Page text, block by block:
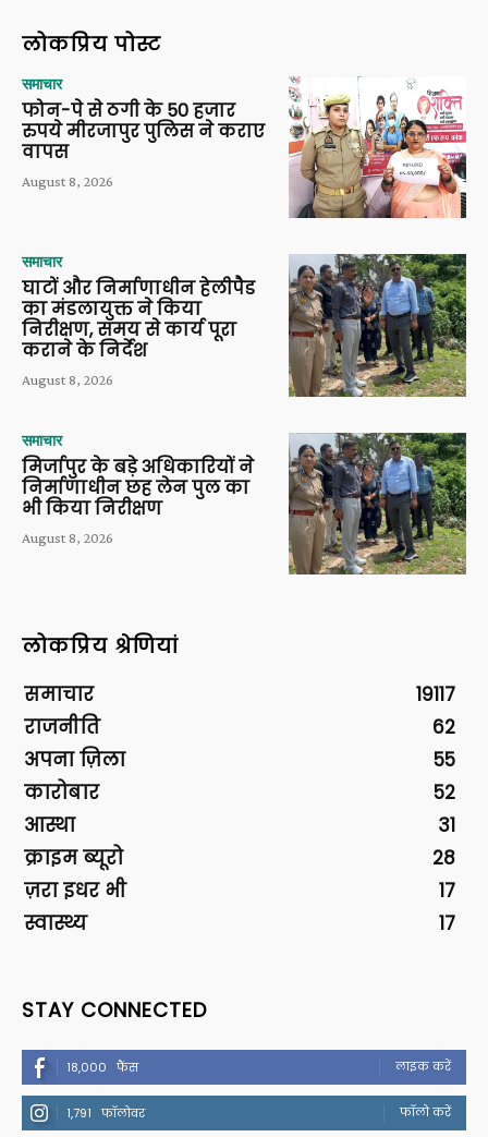
लोकप्रिय पोस्ट
समाचार
फोन-पे से ठगी के 50 हजार
रुपये मीरजापुर पुलिस ने कराए
वापस
August 8, 2026
समाचार
घाटों और निर्माणाधीन हेलीपैड
का मंडलायुक्त ने किया
निरीक्षण, समय से कार्य पूरा
कराने के निर्देश
August 8, 2026
समाचार
मिर्जापुर के बड़े अधिकारियों ने
निर्माणाधीन छह लेन पुल का
भी किया निरीक्षण
August 8, 2026
लोकप्रिय श्रेणियां
समाचार
19117
राजनीति
62
अपना ज़िला
55
कारोबार
52
आस्था
31
क्राइम ब्यूरो
28
ज़रा इधर भी
17
स्वास्थ्य
17
STAY CONNECTED
18,000 फैंस लाइक करें
1,791 फॉलोवर फॉलो करें